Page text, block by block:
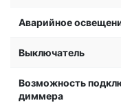
Аварийное
Выключатель
Возможность
диммера